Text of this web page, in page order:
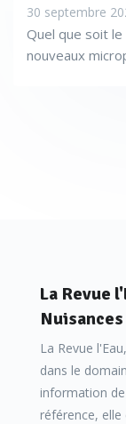
30 septembre
Quel que soit
nouveaux
La Revue
Nuisances
La Revue
dans le
information
référence,